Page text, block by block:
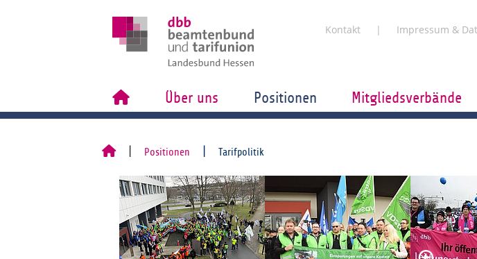
Kontakt Impressum &
Über uns Positionen Mitgliedsverbände
Positionen Tarifpolitik